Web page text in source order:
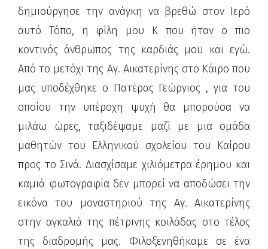
δημιούργησε την ανάγκη να βρεθώ στον Ιερό
αυτό Τόπο, η φίλη μου Κ που ήταν ο πιο
κοντινός άνθρωπος της καρδιάς μου και εγώ.
Από το μετόχι της Αγ. Αικατερίνης στο Κάιρο που
μας υποδέχθηκε ο Πατέρας Γεώργιος , για του
οποίου την υπέροχη ψυχή θα μπορούσα να
μιλάω ώρες, ταξιδέψαμε μαζί με μια ομάδα
μαθητών του Ελληνικού σχολείου του Καίρου
προς το Σινά. Διασχίσαμε χιλιόμετρα έρημου και
καμιά φωτογραφία δεν μπορεί να αποδώσει την
εικόνα του μοναστηριού της Αγ. Αικατερίνης
στην αγκαλιά της πέτρινης κοιλάδας στο τέλος
της διαδρομής μας. Φιλοξενηθήκαμε σε ένα